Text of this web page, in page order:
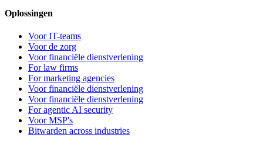
Oplossingen
Voor IT-teams
Voor de zorg
Voor financiële dienstverlening
For law firms
For marketing agencies
Voor financiële dienstverlening
Voor financiële dienstverlening
For agentic AI security
Voor MSP's
Bitwarden across industries